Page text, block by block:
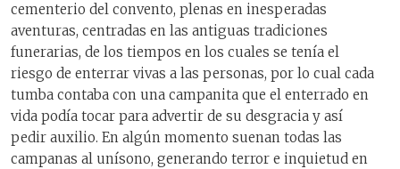
cementerio del convento, plenas en inesperadas
aventuras, centradas en las antiguas tradiciones
funerarias, de los tiempos en los cuales se tenía el
riesgo de enterrar vivas a las personas, por lo cual cada
tumba contaba con una campanita que el enterrado en
vida podía tocar para advertir de su desgracia y así
pedir auxilio. En algún momento suenan todas las
campanas al unísono, generando terror e inquietud en